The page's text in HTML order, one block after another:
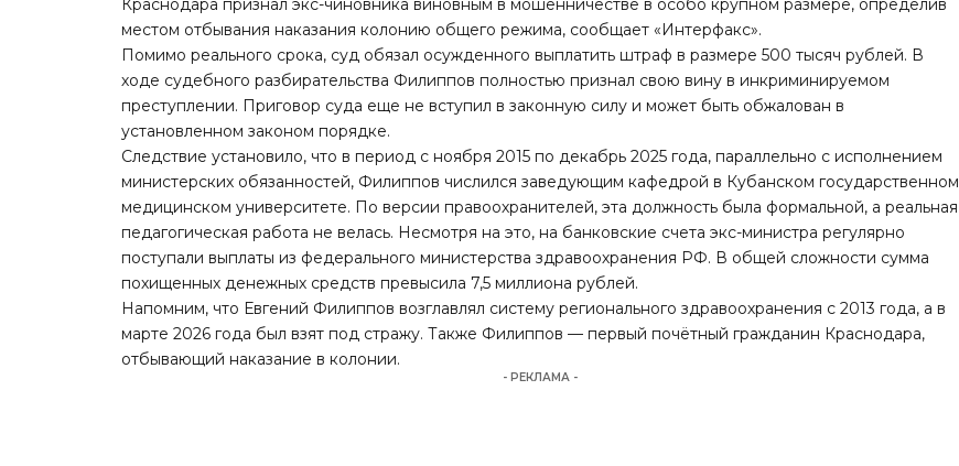
Краснодара признал экс-чиновника виновным в мошенничестве в особо крупном размере, определив
местом отбывания наказания колонию общего режима, сообщает «Интерфакс».
Помимо реального срока, суд обязал осужденного выплатить штраф в размере 500 тысяч рублей. В
ходе судебного разбирательства Филиппов полностью признал свою вину в инкриминируемом
преступлении. Приговор суда еще не вступил в законную силу и может быть обжалован в
установленном законом порядке.
Следствие установило, что в период с ноября 2015 по декабрь 2025 года, параллельно с исполнением
министерских обязанностей, Филиппов числился заведующим кафедрой в Кубанском государственном
медицинском университете. По версии правоохранителей, эта должность была формальной, а реальная
педагогическая работа не велась. Несмотря на это, на банковские счета экс-министра регулярно
поступали выплаты из федерального министерства здравоохранения РФ. В общей сложности сумма
похищенных денежных средств превысила 7,5 миллиона рублей.
Напомним, что Евгений Филиппов возглавлял систему регионального здравоохранения с 2013 года, а в
марте 2026 года был взят под стражу. Также Филиппов — первый почётный гражданин Краснодара,
отбывающий наказание в колонии.
- РЕКЛАМА -